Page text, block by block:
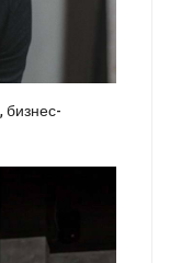
бизнес-